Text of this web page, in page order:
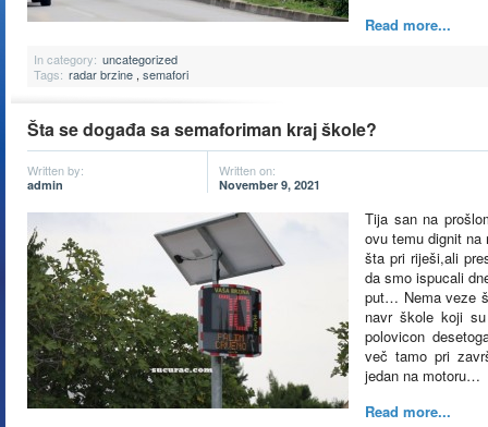
Read more...
In category: uncategorized
Tags: radar brzine , semafori
Šta se događa sa semaforiman kraj škole?
Written by:
admin
Written on:
November 9, 2021
Tija san na
ovu temu dignit
šta pri riješi,ali
da smo ispucali
put… Nema veze
navr škole koji
polovicon
več tamo pri
jedan na motoru…
Read more...